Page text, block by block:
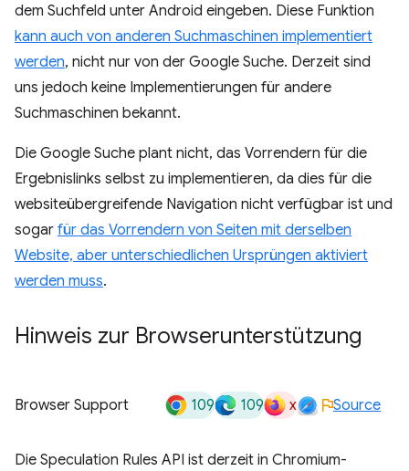
dem Suchfeld unter Android eingeben. Diese Funktion
kann auch von anderen Suchmaschinen implementiert
werden, nicht nur von der Google Suche. Derzeit sind
uns jedoch keine Implementierungen für andere
Suchmaschinen bekannt.
Die Google Suche plant nicht, das Vorrendern für die
Ergebnislinks selbst zu implementieren, da dies für die
websiteübergreifende Navigation nicht verfügbar ist und
sogar für das Vorrendern von Seiten mit derselben
Website, aber unterschiedlichen Ursprüngen aktiviert
werden muss.
Hinweis zur Browserunterstützung
Browser Support 109 109 x Source
Die Speculation Rules API ist derzeit in Chromium-